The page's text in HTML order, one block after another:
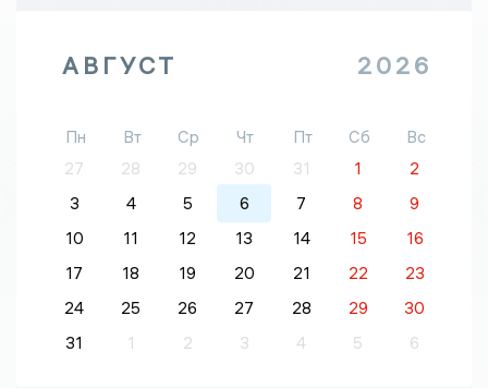
АВГУСТ 2026
Пн Вт Ср Чт Пт Сб
Вс
27
28 29 30 31 1
2
3
4 5 6 7 8
9
10
11 12 13 14 15
16
17
18 19 20 21 22
23
24
25 26 27 28 29
30
31
1 2 3 4 5 6